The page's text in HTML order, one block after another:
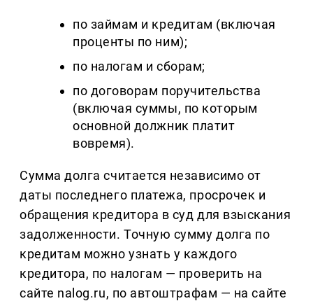
по займам и кредитам (включая
проценты по ним);
по налогам и сборам;
по договорам поручительства
(включая суммы, по которым
основной должник платит
вовремя).
Сумма долга считается независимо от
даты последнего платежа, просрочек и
обращения кредитора в суд для взыскания
задолженности. Точную сумму долга по
кредитам можно узнать у каждого
кредитора, по налогам — проверить на
сайте nalog.ru, по автоштрафам — на сайте